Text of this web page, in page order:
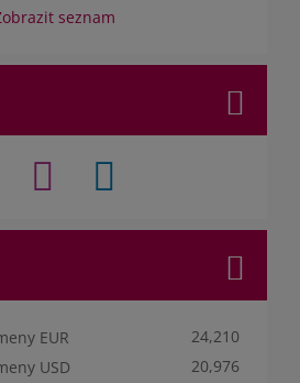
seznam
24,210
20,976